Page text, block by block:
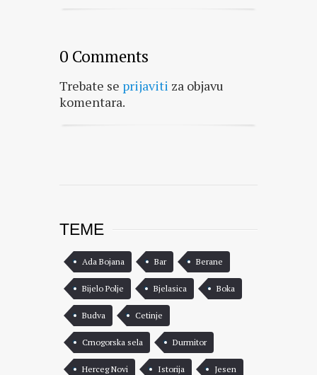
0 Comments
Trebate se prijaviti za objavu
komentara.
TEME
Ada Bojana Bar Berane
Bijelo Polje Bjelasica Boka
Budva Cetinje
Crnogorska sela Durmitor
Herceg Novi Istorija Jesen